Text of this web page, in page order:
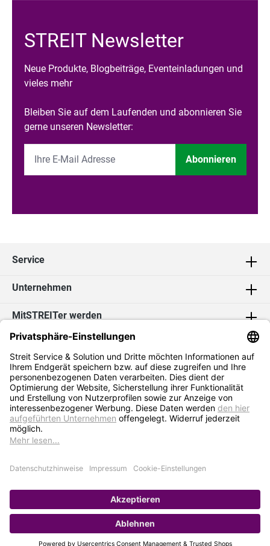
STREIT Newsletter
Neue Produkte, Blogbeiträge, Eventeinladungen und
vieles mehr
Bleiben Sie auf dem Laufenden und abonnieren Sie
gerne unseren Newsletter:
Abonnieren
Service
Unternehmen
MitSTREITer werden
Kontakt
Social Media
* Alle Preise exkl. MwSt. zzgl.Versandkosten
Impressum
Hinweisgebersystem
Erklärung zur Barrierefreiheit
Verkauf nur an Selbstständige / Gewerbetreibende. Kein Verkauf an
Privat. Preise gelten nur bei Bestellung im Online-Shop